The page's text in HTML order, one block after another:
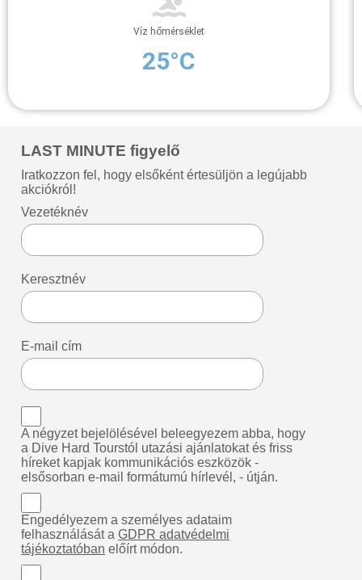
Víz hőmérséklet
25°C
LAST MINUTE figyelő
Iratkozzon fel, hogy elsőként értesüljön a legújabb
akciókról!
Vezetéknév
Keresztnév
E-mail cím
A négyzet bejelölésével beleegyezem abba, hogy
a Dive Hard Tourstól utazási ajánlatokat és friss
híreket kapjak kommunikációs eszközök -
elsősorban e-mail formátumú hírlevél, - útján.
Engedélyezem a személyes adataim
felhasználását aGDPR adatvédelmi
tájékoztatóban előírt módon.